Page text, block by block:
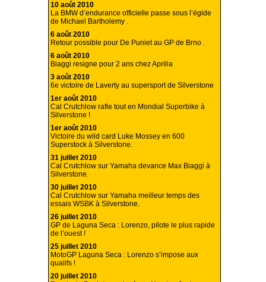
10 août 2010
La BMW d’endurance officielle passe sous l’égide
de Michael Bartholemy .
6 août 2010
Retour possible pour De Puniet au GP de Brno .
6 août 2010
Biaggi resigne pour 2 ans chez Aprilia
3 août 2010
6e victoire de Laverty au supersport de Silverstone
1er août 2010
Cal Crutchlow rafle tout en Mondial Superbike à
Silverstone !
1er août 2010
Victoire du wild card Luke Mossey en 600
Superstock à Silverstone.
31 juillet 2010
Cal Crutchlow sur Yamaha devance Max Biaggi à
Silverstone.
30 juillet 2010
Cal Crutchlow sur Yamaha meilleur temps des
essais WSBK à Silverstone.
26 juillet 2010
GP de Laguna Seca : Lorenzo, pilote le plus rapide
de l’ouest !
25 juillet 2010
MotoGP Laguna Seca : Lorenzo s’impose aux
qualifs !
20 juillet 2010